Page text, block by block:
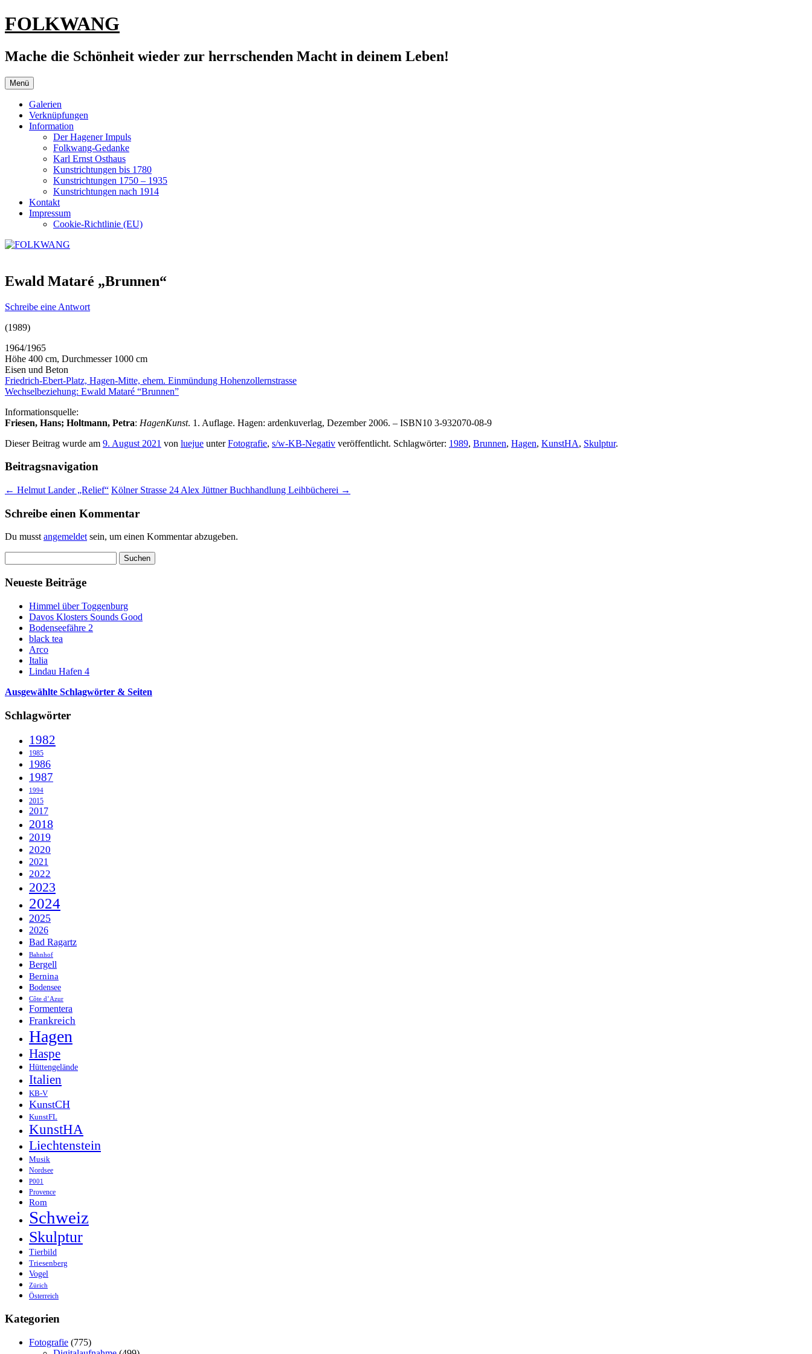
Zum
Inhalt
FOLKWANG
Mache die Schönheit wieder zur herrschenden Macht in deinem Leben!
Menü
Galerien
Verknüpfungen
Information
Der Hagener Impuls
Folkwang-Gedanke
Karl Ernst Osthaus
Kunstrichtungen bis 1780
Kunstrichtungen 1750 – 1935
Kunstrichtungen nach 1914
Kontakt
Impressum
Cookie-Richtlinie (EU)
Ewald Mataré „Brunnen“
Schreibe eine Antwort
(1989)
1964/1965
Höhe 400 cm, Durchmesser 1000 cm
Eisen und Beton
Friedrich-Ebert-Platz, Hagen-Mitte, ehem. Einmündung Hohenzollernstrasse
Wechselbeziehung: Ewald Mataré “Brunnen”
Informationsquelle:
Friesen, Hans; Holtmann, Petra: HagenKunst. 1. Auflage. Hagen: ardenkuverlag, Dezember 2006. – ISBN10 3-932070-08-9
Dieser Beitrag wurde am 9. August 2021 von luejue unterFotografie, s/w-KB-Negativ veröffentlicht. Schlagwörter: 1989, Brunnen, Hagen, KunstHA, Skulptur.
Beitragsnavigation
← Helmut Lander „Relief“ Kölner Strasse 24 Alex Jüttner Buchhandlung Leihbücherei →
Schreibe einen Kommentar
Du musstangemeldetsein, um einen Kommentar abzugeben.
nach:
Neueste Beiträge
Himmel über Toggenburg
Davos Klosters Sounds Good
Bodenseefähre 2
black tea
Arco
Italia
Lindau Hafen 4
Ausgewählte Schlagwörter & Seiten
Schlagwörter
1982
1985
1986
1987
1994
2015
2017
2018
2019
2020
2021
2022
2023
2024
2025
2026
Bad Ragartz
Bahnhof
Bergell
Bernina
Bodensee
Côte d’Azur
Formentera
Frankreich
Hagen
Haspe
Hüttengelände
Italien
KB-V
KunstCH
KunstFL
KunstHA
Liechtenstein
Musik
Nordsee
P001
Provence
Rom
Schweiz
Skulptur
Tierbild
Triesenberg
Vogel
Zürich
Österreich
Kategorien
Fotografie (775)